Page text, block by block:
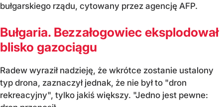
bułgarskiego rządu, cytowany przez agencję AFP.
Bułgaria. Bezzałogowiec eksplodował
blisko gazociągu
Radew wyraził nadzieję, że wkrótce zostanie ustalony
typ drona, zaznaczył jednak, że nie był to "dron
rekreacyjny", tylko jakiś większy. "Jedno jest pewne: